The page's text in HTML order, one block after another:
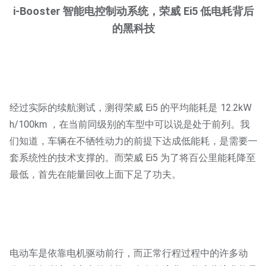
i-Booster 智能电控制动系统，荣威 Ei5 低电耗背后
的黑科技
经过实际的续航测试，测得荣威 Ei5 的平均能耗是 12.2kW
h/100km ，在当前同级别的车型中可以说是处于前列。我
们知道，车辆在不牺牲动力的前提下达成低能耗，是需要一
套系统性的技术支撑的。而荣威 Ei5 为了将百公里能耗降至
最低，首先在能量回收上面下足了功夫。
电动车是依靠电机驱动前行，而正常行程过程中的许多动